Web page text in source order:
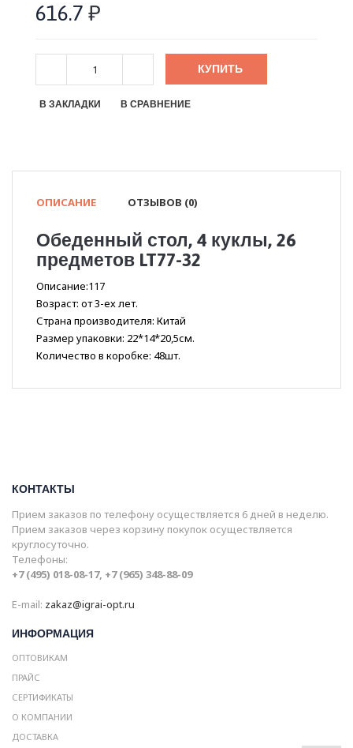
616.7 ₽
КУПИТЬ
В ЗАКЛАДКИ В СРАВНЕНИЕ
ОПИСАНИЕ ОТЗЫВОВ (0)
Обеденный стол, 4 куклы, 26
предметов LT77-32
Описание:117
Возраст: от 3-ех лет.
Страна производителя: Китай
Размер упаковки: 22*14*20,5см.
Количество в коробке: 48шт.
КОНТАКТЫ
Прием заказов по телефону осуществляется 6 дней в неделю.
Прием заказов через корзину покупок осуществляется
круглосуточно.
Телефоны:
+7 (495) 018-08-17, +7 (965) 348-88-09
E-mail: zakaz@igrai-opt.ru
ИНФОРМАЦИЯ
ОПТОВИКАМ
ПРАЙС
СЕРТИФИКАТЫ
О КОМПАНИИ
ДОСТАВКА